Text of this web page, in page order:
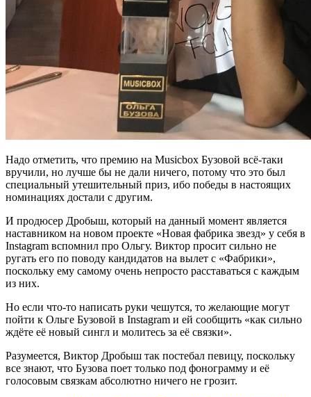
Надо отметить, что премию на Musicbox Бузовой всё-таки
вручили, но лучше бы не дали ничего, потому что это был
специальный утешительный приз, ибо победы в настоящих
номинациях достали с другим.
И продюсер Дробыш, который на данный момент является
наставником на новом проекте «Новая фабрика звезд» у себя в
Instagram вспомнил про Ольгу. Виктор просит сильно не
ругать его по поводу кандидатов на вылет с «Фабрики»,
поскольку ему самому очень непросто расставаться с каждым
из них.
Но если что-то написать руки чешутся, то желающие могут
пойти к Ольге Бузовой в Instagram и ей сообщить «как сильно
ждёте её новый сингл и молитесь за её связки».
Разумеется, Виктор Дробыш так постебал певицу, поскольку
все знают, что Бузова поет только под фонограмму и её
голосовым связкам абсолютно ничего не грозит.